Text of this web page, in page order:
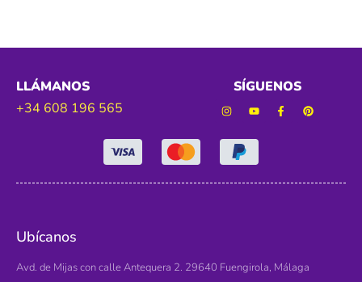
LLÁMANOS
+34 608 196 565
SÍGUENOS
Ubícanos
Avd. de Mijas con calle Antequera 2. 29640 Fuengirola, Málaga